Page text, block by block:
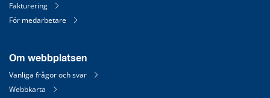
Fakturering
För medarbetare
Om webbplatsen
Vanliga frågor och svar
Webbkarta